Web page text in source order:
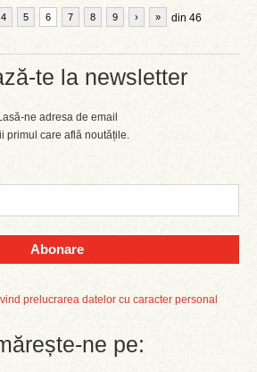
te la newsletter
ne adresa de email
primul care află noutățile.
Abonare
prelucrarea datelor cu caracter personal
ne pe:
4 5 6 7 8 9 din 46
› »